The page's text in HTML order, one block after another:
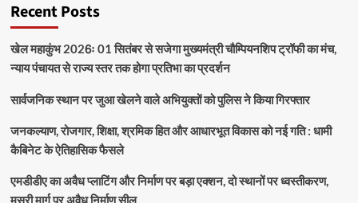
Recent Posts
खेल महाकुंभ 2026ः 01 सितंबर से सजेगा मुख्यमंत्री चौम्पियनशिप ट्रॉफी का मंच,
न्याय पंचायत से राज्य स्तर तक होगा प्रतिभा का प्रदर्शन
सार्वजनिक स्थान पर जुआ खेलने वाले अभियुक्तों को पुलिस ने किया गिरफ्तार
जनकल्याण, रोजगार, शिक्षा, श्रमिक हित और आधारभूत विकास को नई गति : धामी
कैबिनेट के ऐतिहासिक फैसले
एमडीडीए का अवैध प्लाटिंग और निर्माण पर बड़ा एक्शन, दो स्थानों पर ध्वस्तीकरण,
मसूरी मार्ग पर अवैध निर्माण सील